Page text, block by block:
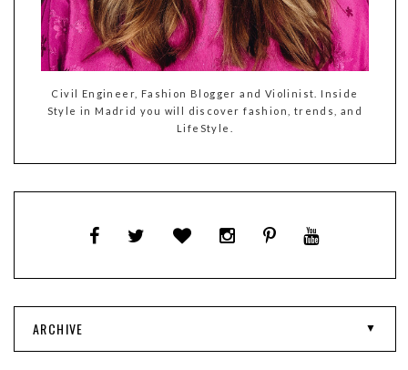
Civil Engineer, Fashion Blogger and Violinist. Inside
Style in Madrid you will discover fashion, trends, and
LifeStyle.
ARCHIVE